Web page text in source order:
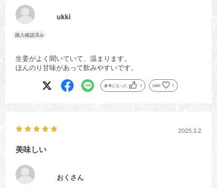
ukki
生姜がよく聞いていて、温まります。
ほんのり甘味があって飲みやすいです。
参考になった 0 Like! 0
2025.3.2
美味しい
おくさん